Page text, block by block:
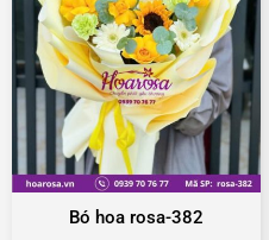
Bó hoa rosa-382